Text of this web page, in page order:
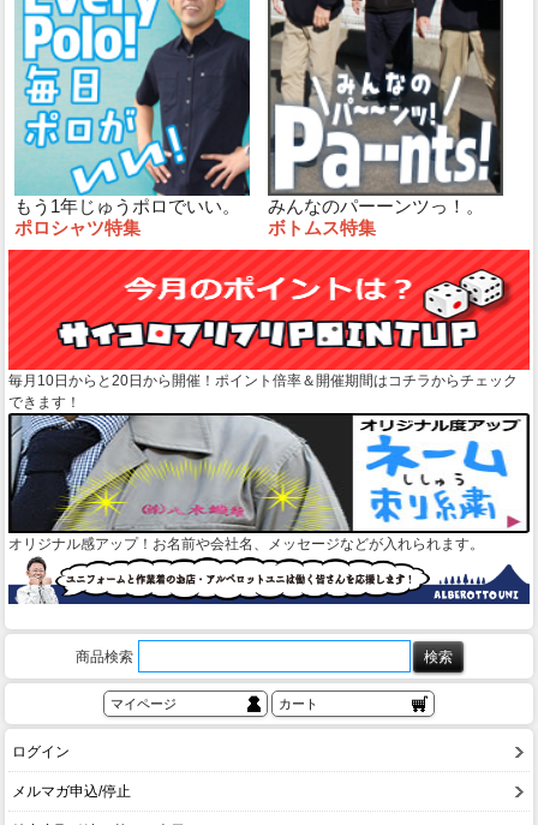
もう1年じゅうポロでいい。
ポロシャツ特集
みんなのパーーンツっ！。
ボトムス特集
毎月10日からと20日から開催！ポイント倍率＆開催期間はコチラからチェック
できます！
オリジナル感アップ！お名前や会社名、メッセージなどが入れられます。
商品検索
マイページ カート
ログイン
メルマガ申込/停止